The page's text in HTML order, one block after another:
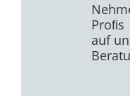
Proﬁs
auf